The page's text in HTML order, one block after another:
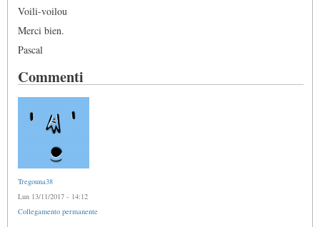
Voili-voilou
Merci bien.
Pascal
Commenti
Tregouna38
Lun 13/11/2017 - 14:12
Collegamento permanente